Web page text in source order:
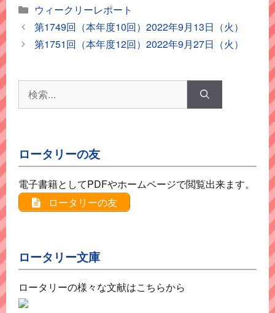
カ
テ
ゴ
リ
ウィークリーレポート
第1749回（本年度10回）2022年9月13日（火）
第1751回（本年度12回）2022年9月27日（火）
索:
ロータリーの友
電子書籍としてPDFやホームページで閲覧出来ます。
ロータリーの友
ロータリー文庫
ロータリーの様々な文献はこちらから